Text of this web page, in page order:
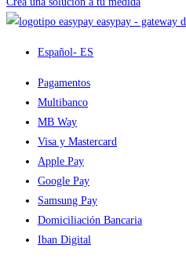
easypay - gateway
Español- ES
Pagamentos
Multibanco
MB Way
Visa y Mastercard
Apple Pay
Google Pay
Samsung Pay
Domiciliación Bancaria
Iban Digital